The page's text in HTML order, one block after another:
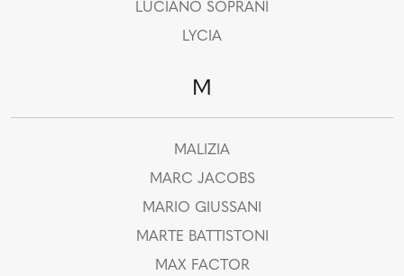
LUCIANO SOPRANI
LYCIA
M
MALIZIA
MARC JACOBS
MARIO GIUSSANI
MARTE BATTISTONI
MAX FACTOR